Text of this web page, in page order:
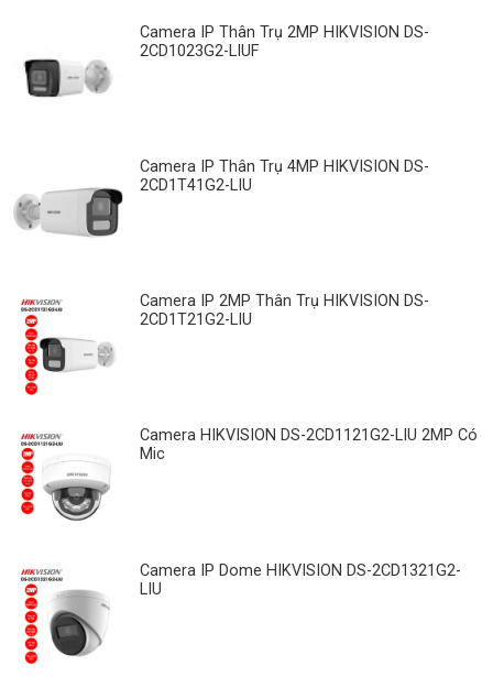
Camera IP Thân Trụ 2MP HIKVISION DS-
2CD1023G2-LIUF
Camera IP Thân Trụ 4MP HIKVISION DS-
2CD1T41G2-LIU
Camera IP 2MP Thân Trụ HIKVISION DS-
2CD1T21G2-LIU
Camera HIKVISION DS-2CD1121G2-LIU 2MP Có
Mic
Camera IP Dome HIKVISION DS-2CD1321G2-
LIU